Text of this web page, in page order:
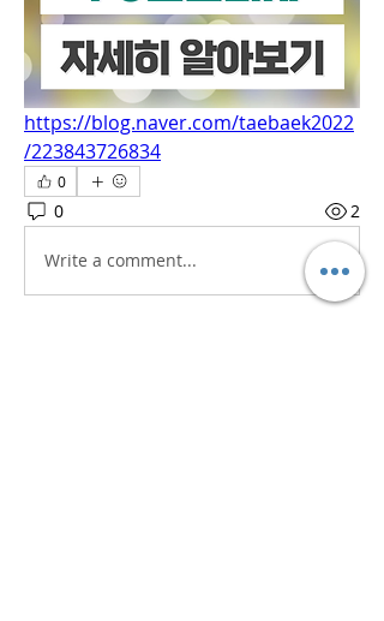
https://blog.naver.com/taebaek2022
/223843726834
0
0 2
Write a comment...